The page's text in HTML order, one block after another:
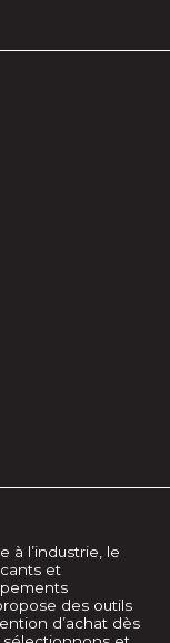
à l’industrie, le
et
des outils
d’achat dès